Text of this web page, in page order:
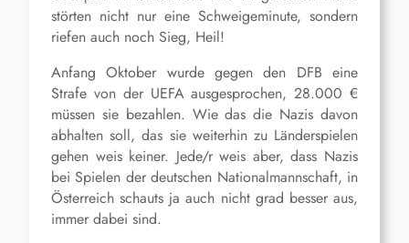
störten nicht nur eine Schweigeminute, sondern
riefen auch noch Sieg, Heil!
Anfang Oktober wurde gegen den DFB eine
Strafe von der UEFA ausgesprochen, 28.000 €
müssen sie bezahlen. Wie das die Nazis davon
abhalten soll, das sie weiterhin zu Länderspielen
gehen weis keiner. Jede/r weis aber, dass Nazis
bei Spielen der deutschen Nationalmannschaft, in
Österreich schauts ja auch nicht grad besser aus,
immer dabei sind.